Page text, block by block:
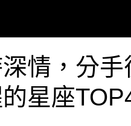
情，分手
星座